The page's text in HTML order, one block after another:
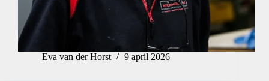
Eva van der Horst 9 april 2026